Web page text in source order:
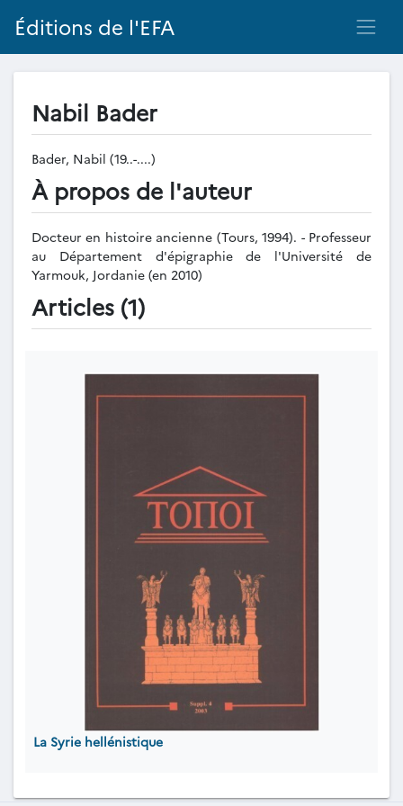
Éditions de l'EFA
Nabil Bader
Bader, Nabil (19..-....)
À propos de l'auteur
Docteur en histoire ancienne (Tours, 1994). - Professeur
au Département d'épigraphie de l'Université de
Yarmouk, Jordanie (en 2010)
Articles (1)
La Syrie hellénistique